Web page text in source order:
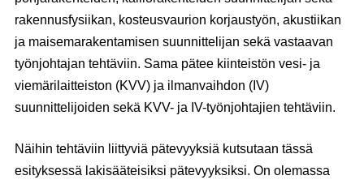
rakennusfysiikan, kosteusvaurion korjaustyön, akustiikan
ja maisemarakentamisen suunnittelijan sekä vastaavan
työnjohtajan tehtäviin. Sama pätee kiinteistön vesi- ja
viemärilaitteiston (KVV) ja ilmanvaihdon (IV)
suunnittelijoiden sekä KVV- ja IV-työnjohtajien tehtäviin.
Näihin tehtäviin liittyviä pätevyyksiä kutsutaan tässä
esityksessä lakisääteisiksi pätevyyksiksi. On olemassa